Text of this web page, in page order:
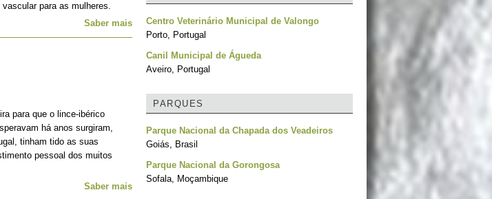
para as mulheres.
Saber mais
para que o lince-ibérico
há anos surgiram,
tinham tido as suas
pessoal dos muitos
Saber mais
Centro Veterinário Municipal de Valongo
Porto, Portugal
Canil Municipal de Águeda
Aveiro, Portugal
PARQUES
Parque Nacional da Chapada dos Veadeiros
Goiás, Brasil
Parque Nacional da Gorongosa
Sofala, Moçambique